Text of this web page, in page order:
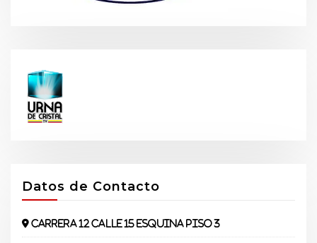
Datos de Contacto
Carrera 12 Calle 15 Esquina piso 3